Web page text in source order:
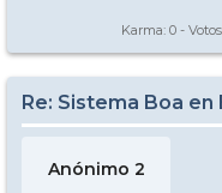
Karma: 0 -
Re: Sistema Boa
Anónimo 2